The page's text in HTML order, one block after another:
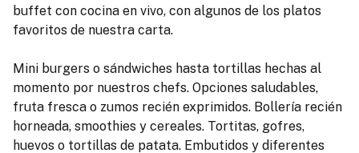
buffet con cocina en vivo, con algunos de los platos
favoritos de nuestra carta.
Mini burgers o sándwiches hasta tortillas hechas al
momento por nuestros chefs. Opciones saludables,
fruta fresca o zumos recién exprimidos. Bollería recién
horneada, smoothies y cereales. Tortitas, gofres,
huevos o tortillas de patata. Embutidos y diferentes